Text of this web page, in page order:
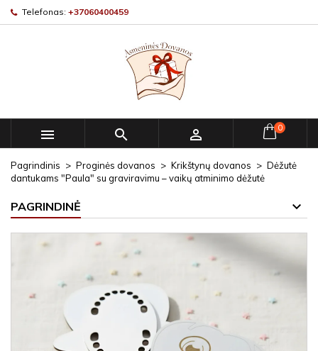
Telefonas: +37060400459
   0
Pagrindinis Proginės dovanos Krikštynų dovanos
Dėžutė
dantukams "Paula" su graviravimu – vaikų atminimo dėžutė
PAGRINDINĖ